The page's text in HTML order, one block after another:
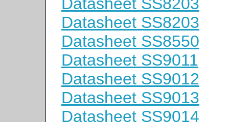
Datasheet SS8203
Datasheet SS8550
Datasheet SS9011
Datasheet SS9012
Datasheet SS9013
Datasheet SS9014